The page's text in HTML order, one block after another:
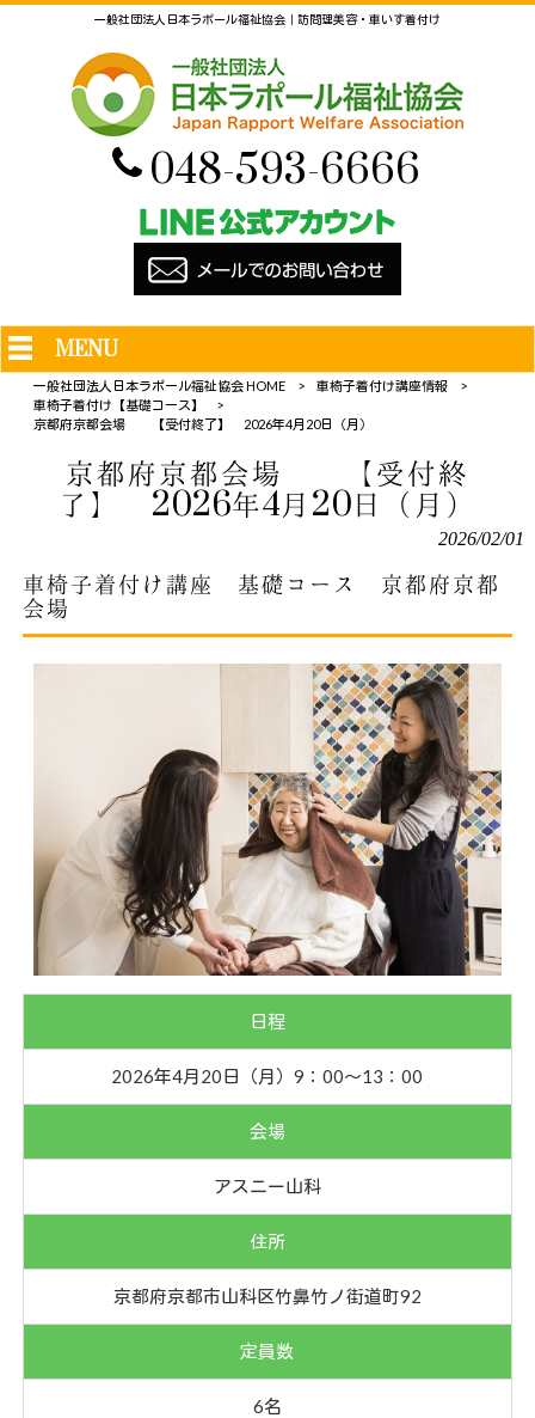
一般社団法人日本ラポール福祉協会｜訪問理美容・車いす着付け
048-593-6666
MENU
一般社団法人日本ラポール福祉協会 HOME > 車椅子着付け講座情報
>
車椅子着付け【基礎コース】
>
京都府京都会場 【受付終了】 2026年4月20日（月）
京都府京都会場 【受付終
了】 2026年4月20日（月）
2026/02/01
車椅子着付け講座 基礎コース 京都府京都
会場
日程
2026年4月20日（月）9：00〜13：00
会場
アスニー山科
住所
京都府京都市山科区竹鼻竹ノ街道町92
定員数
6名